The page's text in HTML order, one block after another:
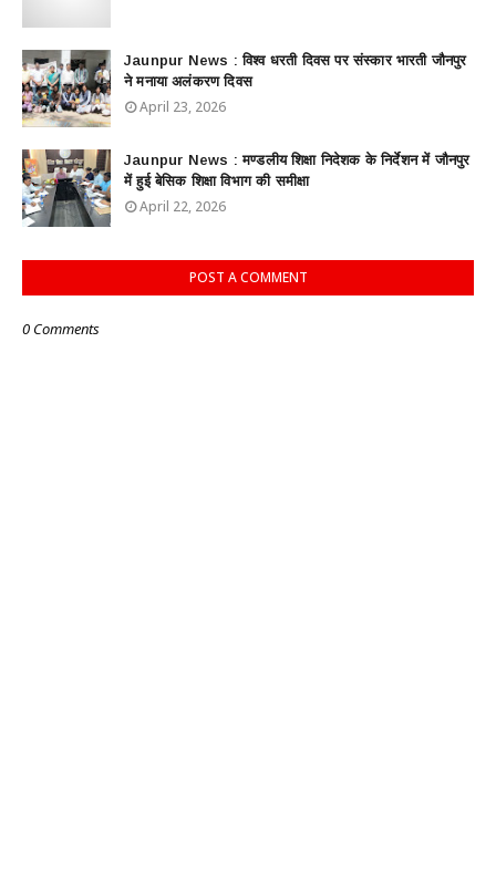
Jaunpur News : विश्व धरती दिवस पर संस्कार भारती जौनपुर
ने मनाया अलंकरण दिवस
April 23, 2026
Jaunpur News : ​मण्डलीय शिक्षा निदेशक के निर्देशन में जौनपुर
में हुई बेसिक शिक्षा विभाग की समीक्षा
April 22, 2026
POST A COMMENT
0 Comments